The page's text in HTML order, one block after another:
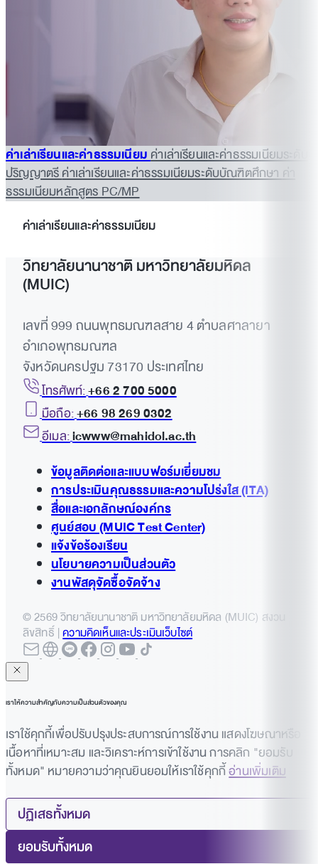
ค่าเล่าเรียนและค่าธรรมเนียมค่าเล่าเรียนและค่าธรรมเนียมระดับ
ปริญญาตรีค่าเล่าเรียนและค่าธรรมเนียมระดับบัณฑิตศึกษาค่า
ธรรมเนียมหลักสูตร PC/MP
ค่าเล่าเรียนและค่าธรรมเนียม
วิทยาลัยนานาชาติ มหาวิทยาลัยมหิดล
(MUIC)
เลขที่ 999 ถนนพุทธมณฑลสาย 4 ตำบลศาลายา
อำเภอพุทธมณฑล
จังหวัดนครปฐม 73170 ประเทศไทย
โทรศัพท์:+66 2 700 5000
มือถือ:+66 98 269 0302
อีเมล:icwww@mahidol.ac.th
ข้อมูลติดต่อและแบบฟอร์มเยี่ยมชม
การประเมินคุณธรรมและความโปร่งใส (ITA)
สื่อและเอกลักษณ์องค์กร
ศูนย์สอบ (MUIC Test Center)
แจ้งข้อร้องเรียน
นโยบายความเป็นส่วนตัว
งานพัสดุจัดซื้อจัดจ้าง
© 2569 วิทยาลัยนานาชาติ มหาวิทยาลัยมหิดล (MUIC) สงวน
ลิขสิทธิ์ |ความคิดเห็นและประเมินเว็บไซต์
เราให้ความสำคัญกับความเป็นส่วนตัวของคุณ
เราใช้คุกกี้เพื่อปรับปรุงประสบการณ์การใช้งาน แสดงโฆษณาหรือ
เนื้อหาที่เหมาะสม และวิเคราะห์การเข้าใช้งาน การคลิก "ยอมรับ
ทั้งหมด" หมายความว่าคุณยินยอมให้เราใช้คุกกี้อ่านเพิ่มเติม
ปฏิเสธทั้งหมด
ยอมรับทั้งหมด